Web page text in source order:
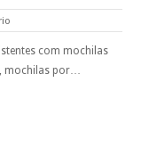
com mochilas
mochilas por…